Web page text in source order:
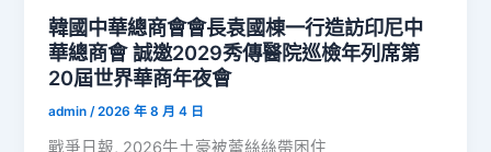
韓國中華總商會會長袁國棟一行造訪印尼中
華總商會 誠邀2029秀傳醫院巡檢年列席第
20屆世界華商年夜會
admin /2026 年 8 月 4 日
戰爭日報, 2026牛土豪被蕾絲絲帶困住